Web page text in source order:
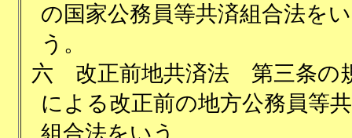
の国家公務員等共済組合法をい
う。
六
改正前地共済法 第三条の
による改正前の地方公務員等
組合法をいう。